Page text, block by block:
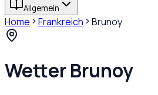
Allgemein
Home Frankreich Brunoy
WetterBrunoy